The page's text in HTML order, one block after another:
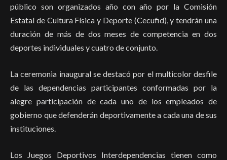
público son organizados año con año por la Comisión
Estatal de Cultura Física y Deporte (Cecufid), y tendrán una
duración de más de dos meses de competencia en dos
deportes individuales y cuatro de conjunto.
La ceremonia inaugural se destacó por el multicolor desfile
de las dependencias participantes conformadas por la
alegre participación de cada uno de los empleados de
gobierno que defenderán deportivamente a cada una de sus
instituciones.
Los Juegos Deportivos Interdependencias tienen como